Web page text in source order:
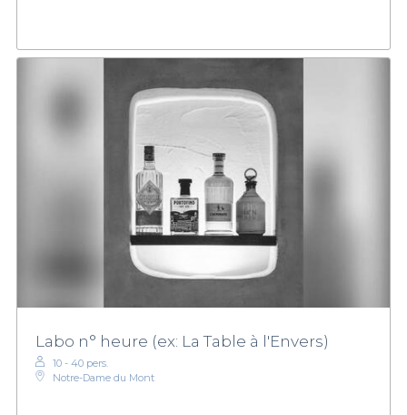
Labo n° heure (ex: La Table à l'Envers)
10 - 40 pers.
Notre-Dame du Mont